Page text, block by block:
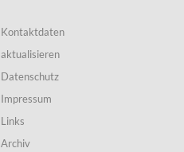
Kontaktdaten
aktualisieren
Datenschutz
Impressum
Links
Archiv